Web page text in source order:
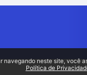
navegando neste site, você
Política de